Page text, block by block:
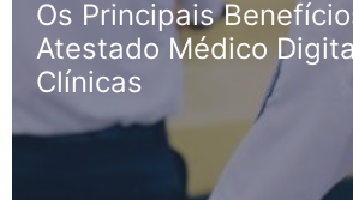
Os Principais
Atestado Médico
Clínicas